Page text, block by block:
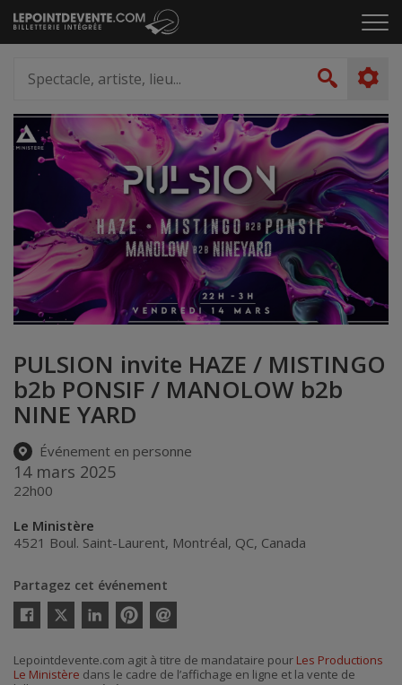
Passer
au
le
artiste,
lieu...
PULSION invite HAZE / MISTINGO
b2b PONSIF / MANOLOW b2b
NINE YARD
Événement en personne
14 mars 2025
22h00
Le Ministère
4521 Boul. Saint-Laurent, Montréal, QC, Canada
Partagez cet événement
Twitter
courriel
Lepointdevente.com agit à titre de mandataire pour Les Productions
Le Ministère dans le cadre de l’affichage en ligne et la vente de